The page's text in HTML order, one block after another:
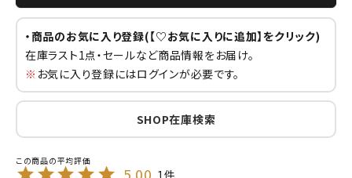
・商品のお気に入り登録(【♡お気に入りに追加】をクリック)
在庫ラスト1点・セールなど商品情報をお届け。
※ お気に入り登録にはログインが必要です。
SHOP在庫検索
1